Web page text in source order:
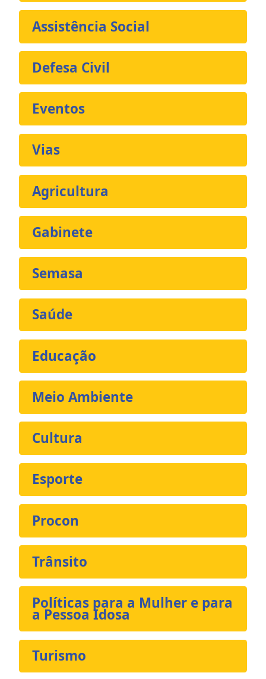
Assistência Social
Defesa Civil
Eventos
Vias
Agricultura
Gabinete
Semasa
Saúde
Educação
Meio Ambiente
Cultura
Esporte
Procon
Trânsito
Políticas para a Mulher e para
a Pessoa Idosa
Turismo